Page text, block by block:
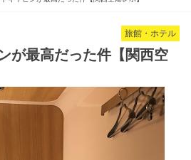
旅館・ホテル
が最高だった件【関西空